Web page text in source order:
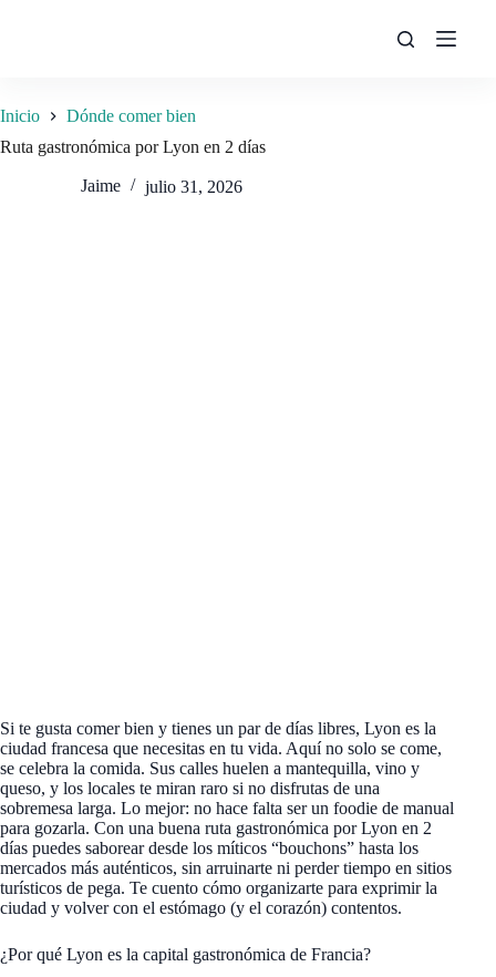
Inicio
Dónde comer bien
Ruta gastronómica por Lyon en 2 días
Jaime julio 31, 2026
Si te gusta comer bien y tienes un par de días libres, Lyon es la
ciudad francesa que necesitas en tu vida. Aquí no solo se come,
se celebra la comida. Sus calles huelen a mantequilla, vino y
queso, y los locales te miran raro si no disfrutas de una
sobremesa larga. Lo mejor: no hace falta ser un foodie de manual
para gozarla. Con una buena ruta gastronómica por Lyon en 2
días puedes saborear desde los míticos “bouchons” hasta los
mercados más auténticos, sin arruinarte ni perder tiempo en sitios
turísticos de pega. Te cuento cómo organizarte para exprimir la
ciudad y volver con el estómago (y el corazón) contentos.
¿Por qué Lyon es la capital gastronómica de Francia?